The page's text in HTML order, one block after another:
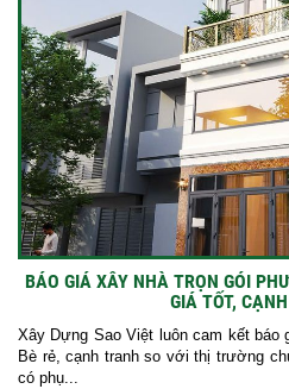
BÁO GIÁ XÂY NHÀ TRỌN GÓI
GIÁ TỐT,
Xây Dựng Sao Việt luôn cam kết báo
Bè rẻ, cạnh tranh so với thị trường
có phụ...